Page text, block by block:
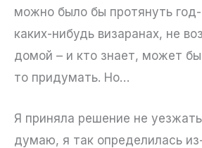
можно было бы протянуть
каких-нибудь визаранах, не
домой – и кто знает, может
то придумать. Но…
Я приняла решение не
думаю, я так определилась